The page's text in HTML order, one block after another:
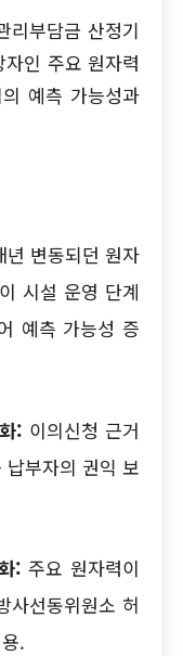
리부담금 산정기
인 주요 원자력
예측 가능성과
년 변동되던 원자
시설 운영 단계
예측 가능성 증
: 이의신청 근거
부자의 권익 보
: 주요 원자력이
사선동위원소 허
.